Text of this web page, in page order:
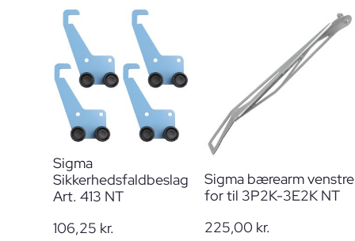
Sigma
Sikkerhedsfaldbeslag
Art. 413 NT
106,25 kr.
Sigma bærearm venstre
for til 3P2K-3E2K NT
225,00 kr.